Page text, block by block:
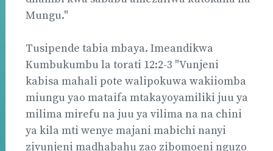
Mungu."
Tusipende tabia mbaya. Imeandikwa
Kumbukumbu la torati 12:2-3 "Vunjeni
kabisa mahali pote walipokuwa wakiiomba
miungu yao mataifa mtakayoyamiliki juu ya
milima mirefu na juu ya vilima na na chini
ya kila mti wenye majani mabichi nanyi
zivunjeni madhabahu zao zibomoeni nguzo